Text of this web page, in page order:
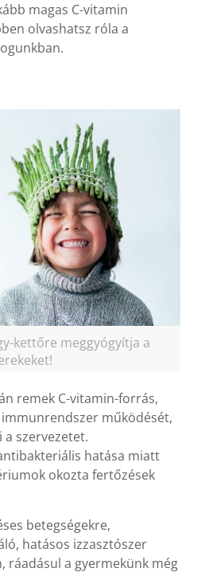
magas C-vitamin
olvashatsz róla a
kettőre meggyógyítja a
remek C-vitamin-forrás,
működését,
szervezetet.
hatása miatt
okozta fertőzések
betegségekre,
hatásos izzasztószer
ráadásul a gyermekünk még